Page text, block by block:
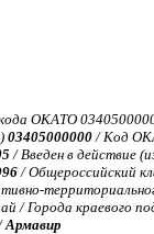
ОКАТО
03405000000 / Код
/ Введен в действие
/ Общероссийский
/ Города краевого
Армавир